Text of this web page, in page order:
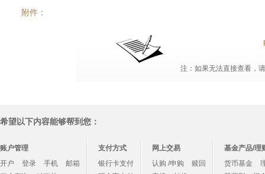
附件：
注：如果无法直接查看，
希望以下内容能够帮到您：
账户管理
开户
登录 手机
邮箱
支付方式
银行卡支付
网上交易
认购 /申购
赎回
基金产品/理
货币基金